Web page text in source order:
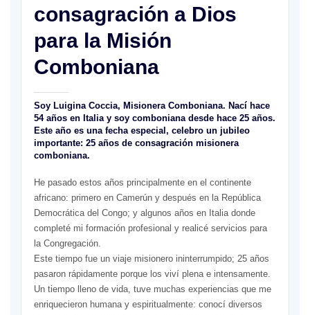
consagración a Dios
para la Misión
Comboniana
Soy Luigina Coccia, Misionera Comboniana. Nací hace
54 años en Italia y soy comboniana desde hace 25 años.
Este año es una fecha especial, celebro un jubileo
importante: 25 años de consagración misionera
comboniana.
He pasado estos años principalmente en el continente
africano: primero en Camerún y después en la República
Democrática del Congo; y algunos años en Italia donde
completé mi formación profesional y realicé servicios para
la Congregación.
Este tiempo fue un viaje misionero ininterrumpido; 25 años
pasaron rápidamente porque los viví plena e intensamente.
Un tiempo lleno de vida, tuve muchas experiencias que me
enriquecieron humana y espiritualmente: conocí diversos